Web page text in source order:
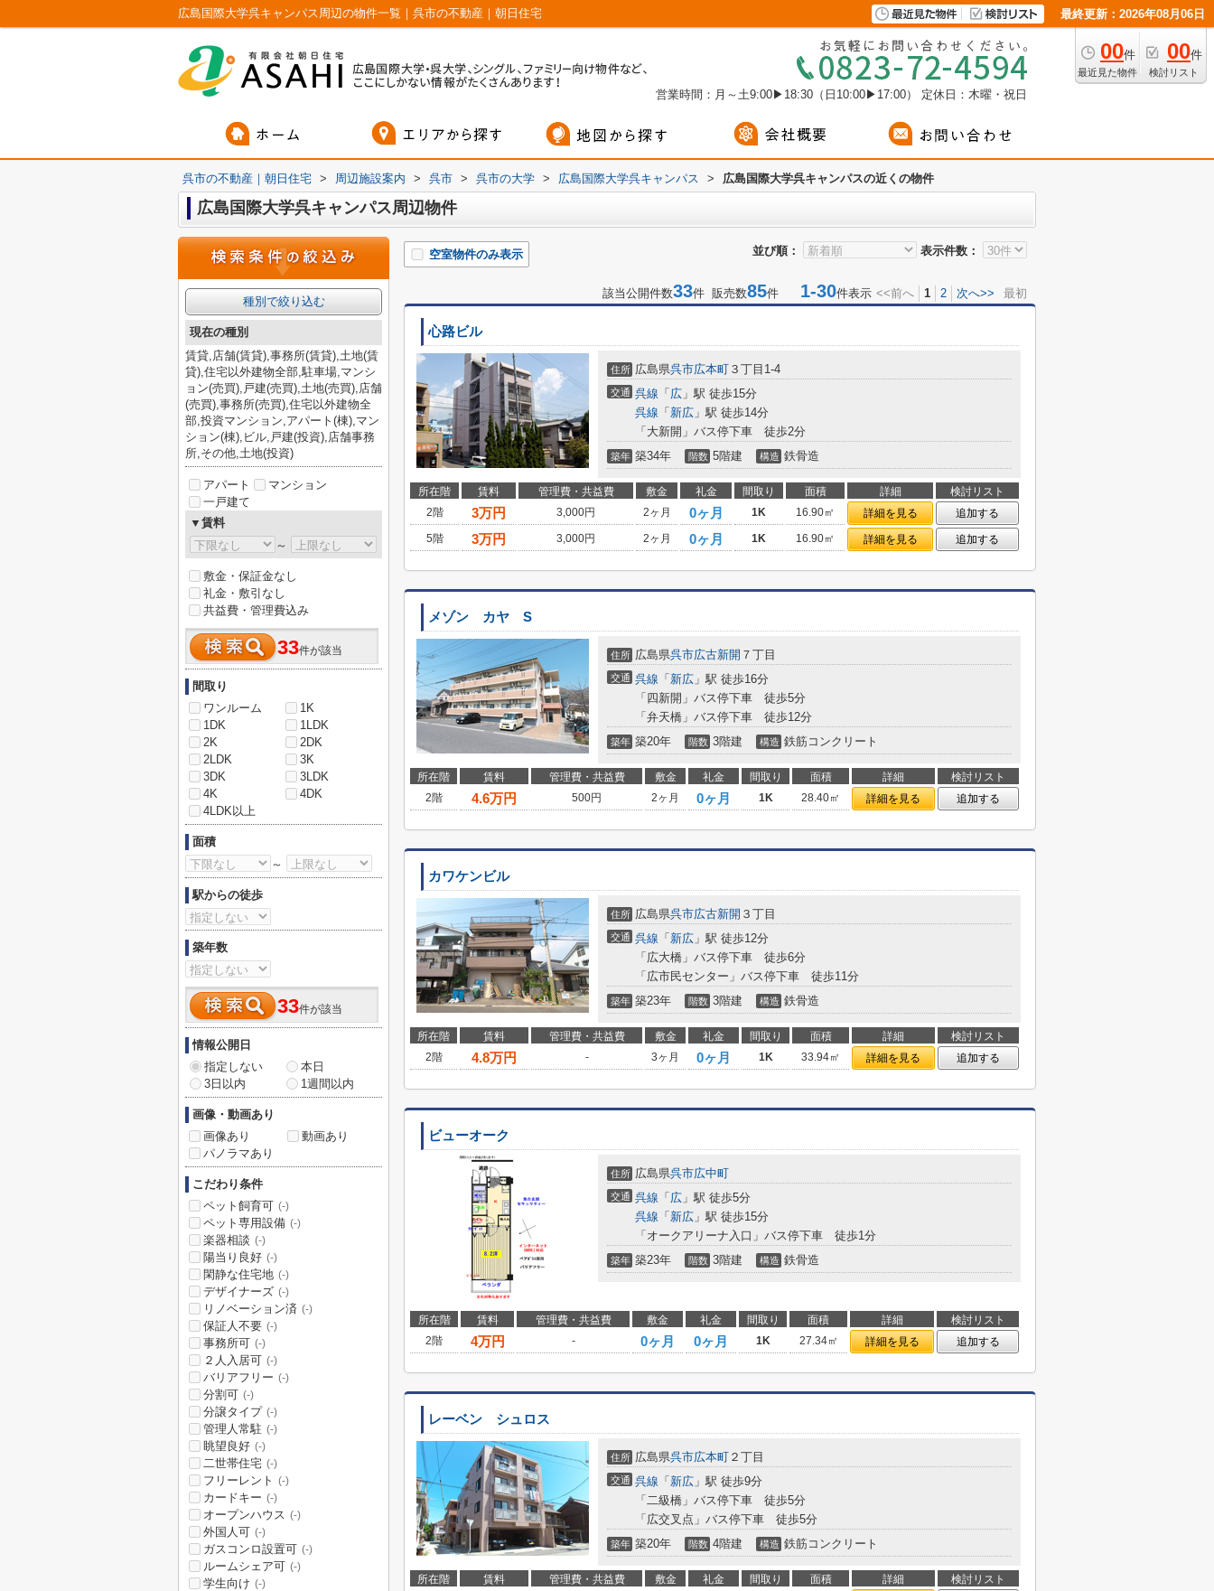
広島国際大学呉キャンパス周辺の物件一覧｜呉市の不動産｜朝日住宅 最終更新：2026年08月06日
00件
最近見た物件
00件
検討リスト
営業時間：月～土9:00▶18:30（日10:00▶17:00） 定休日：木曜・祝日
呉市の不動産｜朝日住宅 > 周辺施設案内 > 呉市 > 呉市の大学 > 広島国際大学呉キャンパス > 広島国際大学呉キャンパスの近くの物件
広島国際大学呉キャンパス周辺物件
並び順： 表示件数：
空室物件のみ表示
該当公開件数33件 販売数85件 1-30件表示 <<前へ 1 2 次へ>> 最初
心路ビル
住所 広島県呉市広本町 ３丁目1-4
交通 呉線 「 広 」駅 徒歩15分
呉線 「 新広 」駅 徒歩14分
「大新開」バス停下車 徒歩2分
築年 築34年 階数 5階建 構造 鉄骨造
所在階 賃料 管理費・共益費 敷金 礼金 間取り 面積 詳細
検討リスト
2階
3万円 3,000円 2ヶ月 0ヶ月 1K 16.90㎡ 詳細を見る
追加する
5階
3万円 3,000円 2ヶ月 0ヶ月 1K 16.90㎡ 詳細を見る 追加する
メゾン カヤ S
住所 広島県呉市広古新開 ７丁目
交通 呉線 「 新広 」駅 徒歩16分
「四新開」バス停下車 徒歩5分
「弁天橋」バス停下車 徒歩12分
築年 築20年 階数 3階建 構造 鉄筋コンクリート
所在階 賃料 管理費・共益費 敷金 礼金 間取り 面積 詳細
検討リスト
2階
4.6万円 500円 2ヶ月 0ヶ月 1K 28.40㎡ 詳細を見る 追加する
カワケンビル
住所 広島県呉市広古新開 ３丁目
交通 呉線 「 新広 」駅 徒歩12分
「広大橋」バス停下車 徒歩6分
「広市民センター」バス停下車 徒歩11分
築年 築23年 階数 3階建 構造 鉄骨造
所在階 賃料 管理費・共益費 敷金 礼金 間取り 面積 詳細
検討リスト
2階
4.8万円 - 3ヶ月 0ヶ月 1K 33.94㎡ 詳細を見る 追加する
ビューオーク
住所 広島県呉市広中町
交通 呉線 「 広 」駅 徒歩5分
呉線 「 新広 」駅 徒歩15分
「オークアリーナ入口」バス停下車 徒歩1分
築年 築23年 階数 3階建 構造 鉄骨造
所在階 賃料 管理費・共益費 敷金 礼金 間取り 面積 詳細
検討リスト
2階
4万円 - 0ヶ月 0ヶ月 1K 27.34㎡ 詳細を見る 追加する
レーベン シュロス
住所 広島県呉市広本町 ２丁目
交通 呉線 「 新広 」駅 徒歩9分
「二級橋」バス停下車 徒歩5分
「広交叉点」バス停下車 徒歩5分
築年 築20年 階数 4階建 構造 鉄筋コンクリート
所在階 賃料 管理費・共益費 敷金 礼金 間取り 面積 詳細
検討リスト
種別で絞り込む
現在の種別
賃貸,店舗(賃貸),事務所(賃貸),土地(賃
貸),住宅以外建物全部,駐車場,マンシ
ョン(売買),戸建(売買),土地(売買),店舗
(売買),事務所(売買),住宅以外建物全
部,投資マンション,アパート(棟),マン
ション(棟),ビル,戸建(投資),店舗事務
所,その他,土地(投資)
アパート
マンション
一戸建て
▼賃料
～
敷金・保証金なし
礼金・敷引なし
共益費・管理費込み
33件が該当
間取り
ワンルーム
1K
1DK
1LDK
2K
2DK
2LDK
3K
3DK
3LDK
4K
4DK
4LDK以上
面積
～
駅からの徒歩
築年数
33件が該当
情報公開日
指定しない
本日
3日以内
1週間以内
画像・動画あり
画像あり
動画あり
パノラマあり
こだわり条件
ペット飼育可 (-)
ペット専用設備 (-)
楽器相談 (-)
陽当り良好 (-)
閑静な住宅地 (-)
デザイナーズ (-)
リノベーション済 (-)
保証人不要 (-)
事務所可 (-)
２人入居可 (-)
バリアフリー (-)
分割可 (-)
分譲タイプ (-)
管理人常駐 (-)
眺望良好 (-)
二世帯住宅 (-)
フリーレント (-)
カードキー (-)
オープンハウス (-)
外国人可 (-)
ガスコンロ設置可 (-)
ルームシェア可 (-)
学生向け (-)